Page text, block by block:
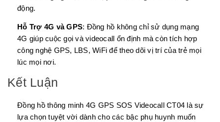
động.
Hỗ Trợ 4G và GPS: Đồng hồ không chỉ sử dụng mạng
4G giúp cuộc gọi và videocall ổn định mà còn tích hợp
công nghệ GPS, LBS, WiFi để theo dõi vị trí của trẻ mọi
lúc mọi nơi.
Kết Luận
Đồng hồ thông minh 4G GPS SOS Videocall CT04 là sự
lựa chọn tuyệt vời dành cho các bậc phụ huynh muốn